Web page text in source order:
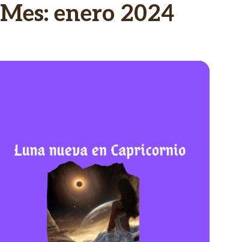
Mes: enero 2024